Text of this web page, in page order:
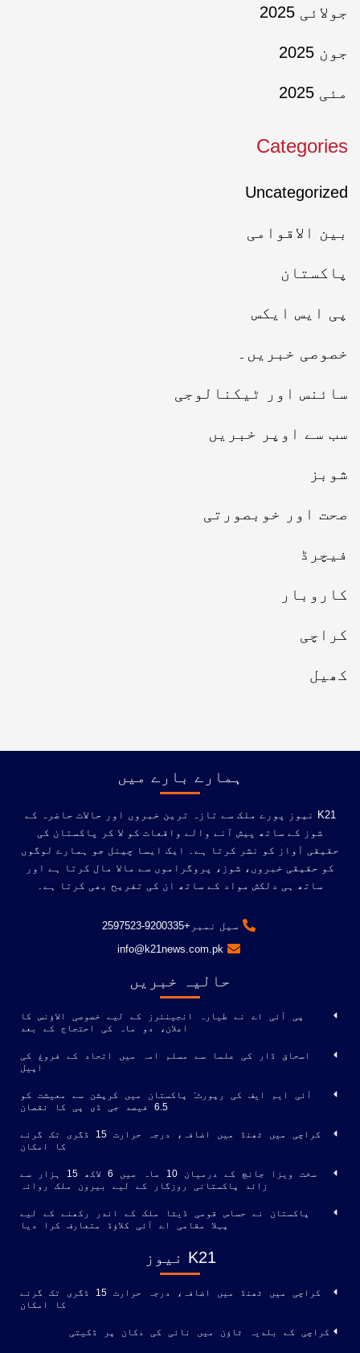
جولائی 2025
جون 2025
مئی 2025
Categories
Uncategorized
بین الاقوامی
پاکستان
پی ایس ایکس
خصوصی خبریں۔
سائنس اور ٹیکنالوجی
سب سے اوپر خبریں
شوبز
صحت اور خوبصورتی
فیچرڈ
کاروبار
کراچی
کھیل
ہمارے بارے میں
K21 نیوز پورے ملک سے تازہ ترین خبروں اور حالات حاضرہ کے
شوز کے ساتھ پیش آنے والے واقعات کو لا کر پاکستان کی
حقیقی آواز کو نشر کرتا ہے۔ ایک ایسا چینل جو ہمارے لوگوں
کو حقیقی خبروں، شوز، پروگراموں سے مالا مال کرتا ہے اور
ساتھ ہی دلکش مواد کے ساتھ ان کی تفریح ​​بھی کرتا ہے۔
سیل نمبر+9200335-2597523
info@k21news.com.pk
حالیہ خبریں
پی آئی اے نے طیارہ انجینئرز کے لیے خصوصی الاؤنس کا
اعلان، دو ماہ کی احتجاج کے بعد
اسحاق ڈار کی علما سے مسلم امہ میں اتحاد کے فروغ کی
اپیل
آئی ایم ایف کی رپورٹ: پاکستان میں کرپشن سے معیشت کو
6.5 فیصد جی ڈی پی کا نقصان
کراچی میں ٹھنڈ میں اضافہ، درجہ حرارت 15 ڈگری تک گرنے
کا امکان
سخت ویزا جانچ کے درمیان 10 ماہ میں 6 لاکھ 15 ہزار سے
زائد پاکستانی روزگار کے لیے بیرون ملک روانہ
پاکستان نے حساس قومی ڈیٹا ملک کے اندر رکھنے کے لیے
پہلا مقامی اے آئی کلاؤڈ متعارف کرا دیا
K21 نیوز
کراچی میں ٹھنڈ میں اضافہ، درجہ حرارت 15 ڈگری تک گرنے
کا امکان
کراچی کے بلدیہ ٹاؤن میں نائی کی دکان پر ڈکیتی